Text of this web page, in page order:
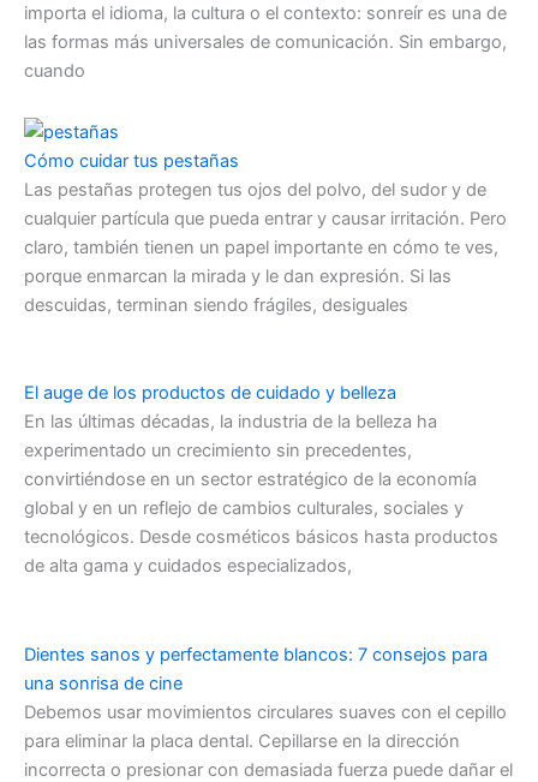
importa el idioma, la cultura o el contexto: sonreír es una de
las formas más universales de comunicación. Sin embargo,
cuando
Cómo cuidar tus pestañas
Las pestañas protegen tus ojos del polvo, del sudor y de
cualquier partícula que pueda entrar y causar irritación. Pero
claro, también tienen un papel importante en cómo te ves,
porque enmarcan la mirada y le dan expresión. Si las
descuidas, terminan siendo frágiles, desiguales
El auge de los productos de cuidado y belleza
En las últimas décadas, la industria de la belleza ha
experimentado un crecimiento sin precedentes,
convirtiéndose en un sector estratégico de la economía
global y en un reflejo de cambios culturales, sociales y
tecnológicos. Desde cosméticos básicos hasta productos
de alta gama y cuidados especializados,
Dientes sanos y perfectamente blancos: 7 consejos para
una sonrisa de cine
Debemos usar movimientos circulares suaves con el cepillo
para eliminar la placa dental. Cepillarse en la dirección
incorrecta o presionar con demasiada fuerza puede dañar el